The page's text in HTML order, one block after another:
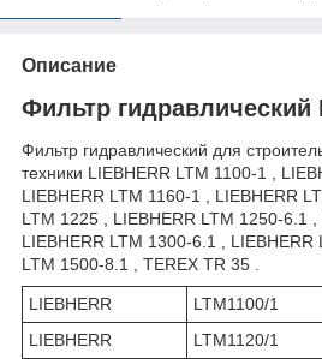
Описание
Фильтр гидравлический
Фильтр гидравлический для
техники LIEBHERR LTM 1100-1 ,
LIEBHERR LTM 1160-1 , LIEBHERR
LTM 1225 , LIEBHERR LTM 1250-6.1
LIEBHERR LTM 1300-6.1 , LIEBHERR
LTM 1500-8.1 , TEREX TR 35 .
LIEBHERR LTM1100/1
LIEBHERR
LTM1120/1